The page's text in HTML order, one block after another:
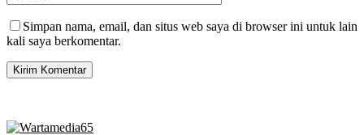
Simpan nama, email, dan situs web saya di browser ini untuk lain
kali saya berkomentar.